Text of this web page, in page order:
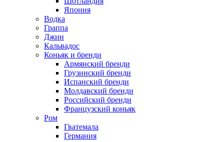
Япония
Водка
Граппа
Джин
Кальвадос
Коньяк и бренди
Армянский бренди
Грузинский бренди
Испанский бренди
Молдавский бренди
Российский бренди
Французский коньяк
Ром
Гватемала
Германия